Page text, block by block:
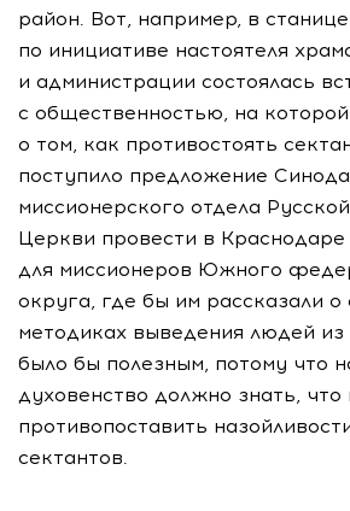
район. Вот, например, в
по инициативе настоятеля
и администрации состоялась
с общественностью, на
о том, как противостоять
поступило предложение
миссионерского отдела
Церкви провести в
для миссионеров Южного
округа, где бы им рассказали
методиках выведения людей
было бы полезным, потому что
духовенство должно знать,
противопоставить
сектантов.